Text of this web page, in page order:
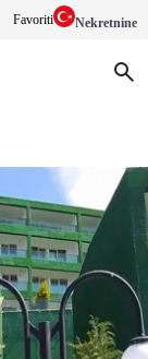
Favoriti Nekretnine